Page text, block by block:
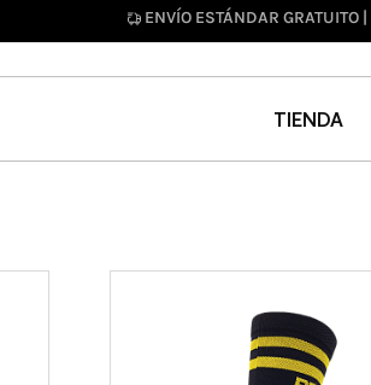
ENVÍO ESTÁNDAR GRATUITO |
TIENDA